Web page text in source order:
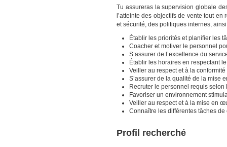
Tu assureras la supervision globale
l’atteinte des objectifs de vente tout
et sécurité, des politiques internes,
Établir les priorités et planifier les
Coacher et motiver le personnel
S’assurer de l’excellence du
Établir les horaires en respectant
Veiller au respect et à la
S’assurer de la qualité de la mise
Recruter le personnel requis selon
Favoriser un environnement
Veiller au respect et à la mise en
Connaître les différentes tâches de
Profil recherché